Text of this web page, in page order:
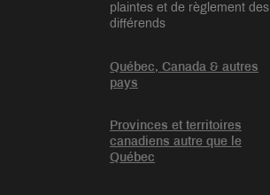
plaintes et de règlement des
différends
Québec, Canada & autres
pays
Provinces et territoires
canadiens autre que le
Québec